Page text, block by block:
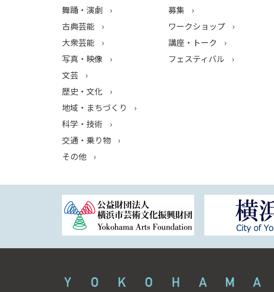
舞踊・演劇
古典芸能
大衆芸能
写真・映像
文芸
歴史・文化
地域・まちづくり
科学・技術
交通・乗り物
その他
募集
ワークショップ
講座・トーク
フェスティバル